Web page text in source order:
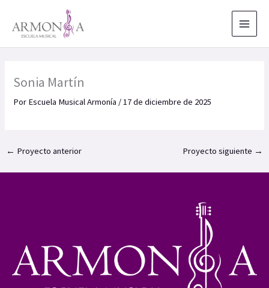
contenido
Sonia Martín
Por Escuela Musical Armonía /17 de diciembre de 2025
← Proyecto anterior Proyecto siguiente →